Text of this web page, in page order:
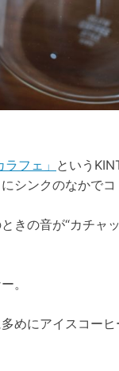
フェ」 という
シンクのなかでコ
きの音が“カチャ
。
めにアイスコー